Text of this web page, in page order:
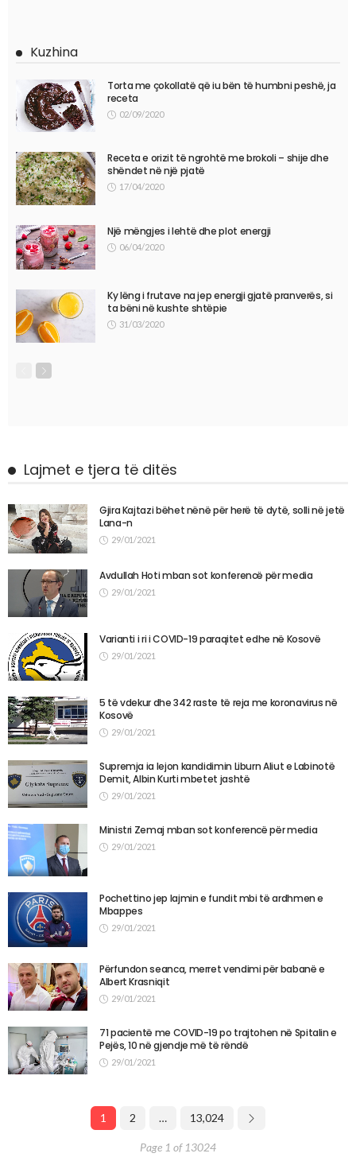
Kuzhina
Torta me çokollatë që iu bën të humbni peshë, ja
receta
02/09/2020
Receta e orizit të ngrohtë me brokoli – shije dhe
shëndet në një pjatë
17/04/2020
Një mëngjes i lehtë dhe plot energji
06/04/2020
Ky lëng i frutave na jep energji gjatë pranverës, si
ta bëni në kushte shtëpie
31/03/2020
Lajmet e tjera të ditës
Gjira Kajtazi bëhet nënë për herë të dytë, solli në jetë
Lana-n
29/01/2021
Avdullah Hoti mban sot konferencë për media
29/01/2021
Varianti i ri i COVID-19 paraqitet edhe në Kosovë
29/01/2021
5 të vdekur dhe 342 raste të reja me koronavirus në
Kosovë
29/01/2021
Supremja ia lejon kandidimin Liburn Aliut e Labinotë
Demit, Albin Kurti mbetet jashtë
29/01/2021
Ministri Zemaj mban sot konferencë për media
29/01/2021
Pochettino jep lajmin e fundit mbi të ardhmen e
Mbappes
29/01/2021
Përfundon seanca, merret vendimi për babanë e
Albert Krasniqit
29/01/2021
71 pacientë me COVID-19 po trajtohen në Spitalin e
Pejës, 10 në gjendje më të rëndë
29/01/2021
1 2 … 13,024
Page 1 of 13024